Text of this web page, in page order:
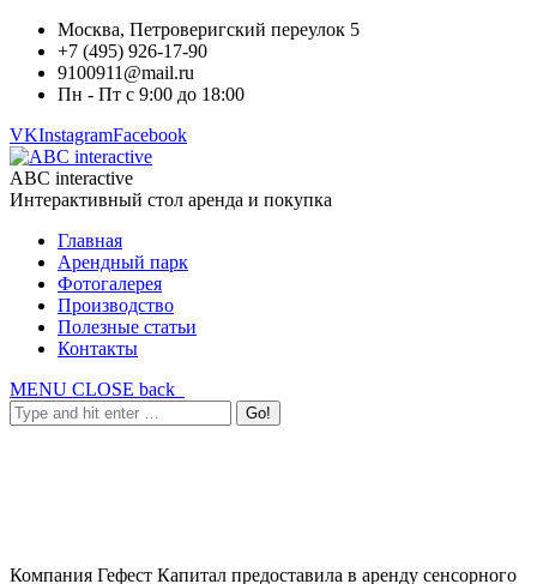
Москва, Петроверигский переулок 5
+7 (495) 926-17-90
9100911@mail.ru
Пн - Пт с 9:00 до 18:00
VKInstagramFacebook
ABC interactive
Интерактивный стол аренда и покупка
Главная
Арендный парк
Фотогалерея
Производство
Полезные статьи
Контакты
MENU CLOSE back
Компания Гефест Капитал предоставила в аренду сенсорного